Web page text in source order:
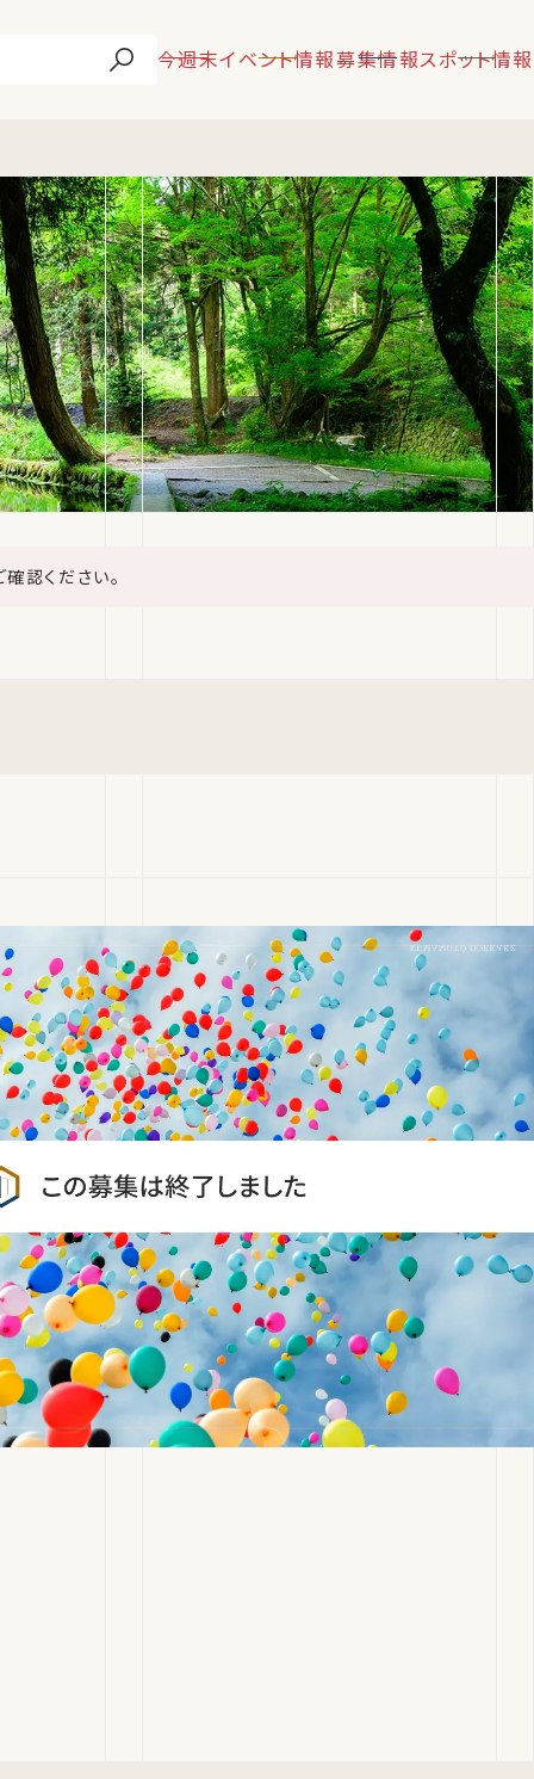
今週末イベント情報募集情報スポット情報
認ください。